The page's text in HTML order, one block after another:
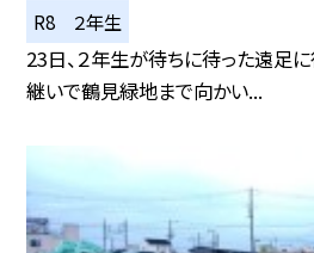
R8 ２年生
23日、２年生が待ちに待った遠足
継いで鶴見緑地まで向かい...